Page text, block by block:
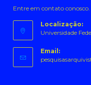
nova
aba
nova
aba
nova
aba
Entre em contato conosco.
Localização:
Universidade
Email: